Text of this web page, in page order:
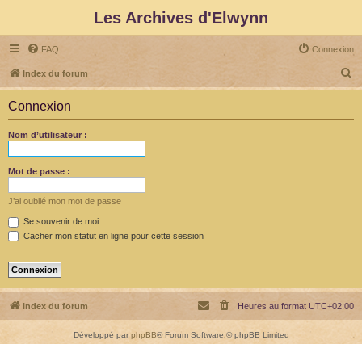
Les Archives d'Elwynn
FAQ Connexion
Index du forum
e
Connexion
Nom d’utilisateur :
Mot de passe :
J’ai oublié mon mot de passe
Se souvenir de moi
Cacher mon statut en ligne pour cette session
Index du forum Heures au format UTC+02:00
Développé parphpBB® Forum Software © phpBB Limited